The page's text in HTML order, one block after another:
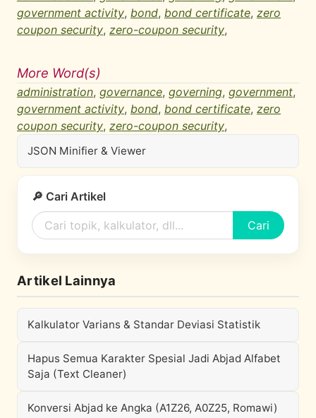
government activity, bond, bond certificate, zero
coupon security, zero-coupon security,
More Word(s)
administration, governance, governing, government,
government activity, bond, bond certificate, zero
coupon security, zero-coupon security,
JSON Minifier & Viewer
🔎 Cari Artikel
Cari
Artikel Lainnya
Kalkulator Varians & Standar Deviasi Statistik
Hapus Semua Karakter Spesial Jadi Abjad Alfabet
Saja (Text Cleaner)
Konversi Abjad ke Angka (A1Z26, A0Z25, Romawi)